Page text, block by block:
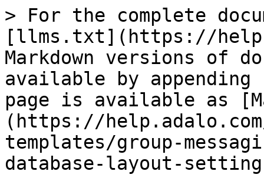
> For the complete
[llms.txt](https://
Markdown versions of
available by
page is available as
(https://
templates/group-
database-layout-